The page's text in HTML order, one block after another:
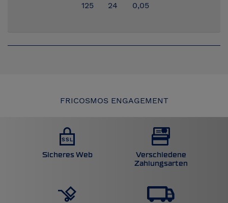
125 24 0,05
FRICOSMOS ENGAGEMENT
Sicheres Web
Verschiedene
Zahlungsarten